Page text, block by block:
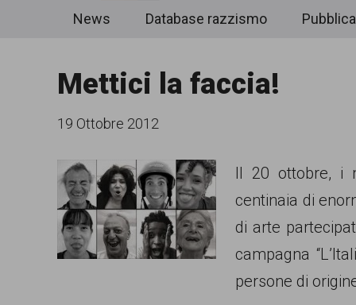
Cronache
ordinario
razzismo
Cronachediordinariorazzismo.org
sito
di
approfondimento
e
comunicazione
specificamente
News Database razzismo
Mettici la faccia!
19 Ottobre 2012
Il 20 ottobre, i
centinaia di
di arte
campagna
persone di